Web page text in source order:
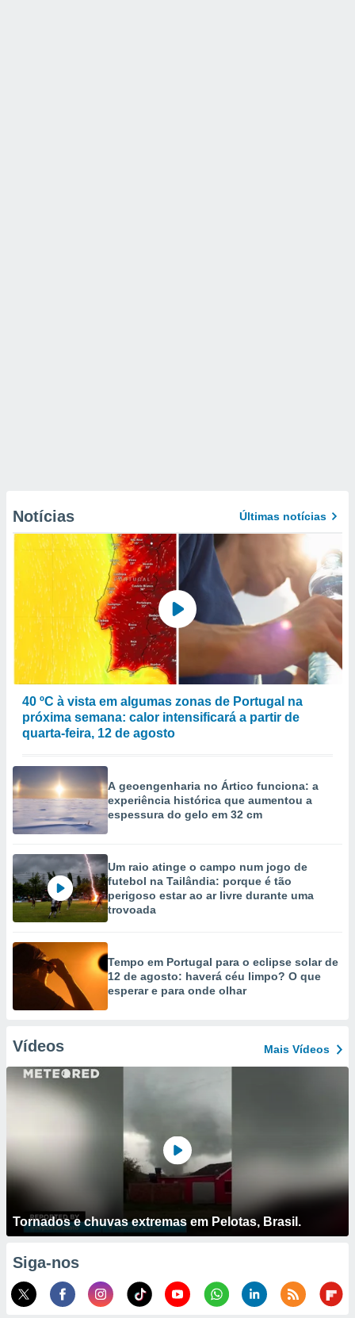
Notícias Últimas notícias
40 ºC à vista em algumas zonas de Portugal na
próxima semana: calor intensificará a partir de
quarta-feira, 12 de agosto
A geoengenharia no Ártico funciona: a
experiência histórica que aumentou a
espessura do gelo em 32 cm
Um raio atinge o campo num jogo de
futebol na Tailândia: porque é tão
perigoso estar ao ar livre durante uma
trovoada
Tempo em Portugal para o eclipse solar de
12 de agosto: haverá céu limpo? O que
esperar e para onde olhar
Vídeos Mais Vídeos
Tornados e chuvas extremas em Pelotas, Brasil.
Siga-nos